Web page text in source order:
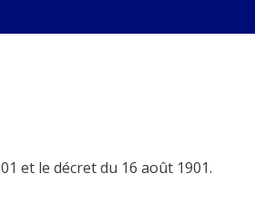
et le décret du 16 août 1901.